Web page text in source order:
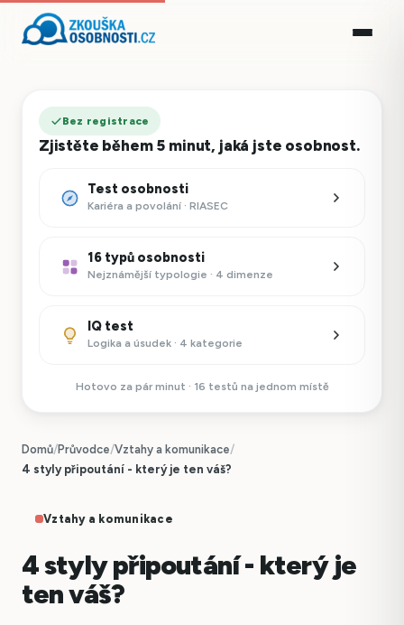
Bez registrace
Zjistěte během 5 minut, jaká jste osobnost.
Test osobnosti
Kariéra a povolání · RIASEC
16 typů osobnosti
Nejznámější typologie · 4 dimenze
IQ test
Logika a úsudek · 4 kategorie
Hotovo za pár minut · 16 testů na jednom místě
Domů/Průvodce/Vztahy a komunikace/
4 styly připoutání - který je ten váš?
Vztahy a komunikace
4 styly připoutání - který je
ten váš?